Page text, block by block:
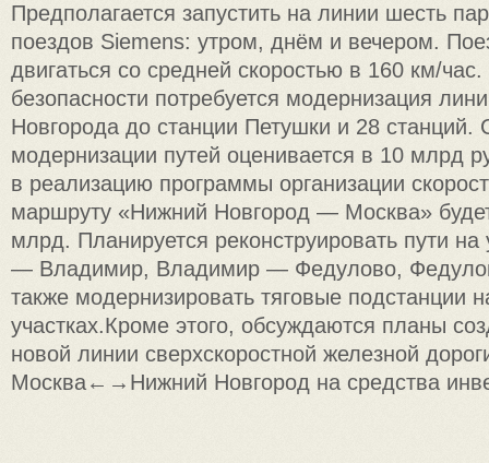
Предполагается запустить на линии шесть
поездов Siemens: утром, днём и вечером.
двигаться со средней скоростью в 160 км/
безопасности потребуется модернизация
Новгорода до станции Петушки и 28 станций.
модернизации путей оценивается в 10 млрд
в реализацию программы организации
маршруту «Нижний Новгород — Москва»
млрд. Планируется реконструировать пути на
— Владимир, Владимир — Федулово,
также модернизировать тяговые подстанции
участках.Кроме этого, обсуждаются планы
новой линии сверхскоростной железной
Москва←→Нижний Новгород на средства